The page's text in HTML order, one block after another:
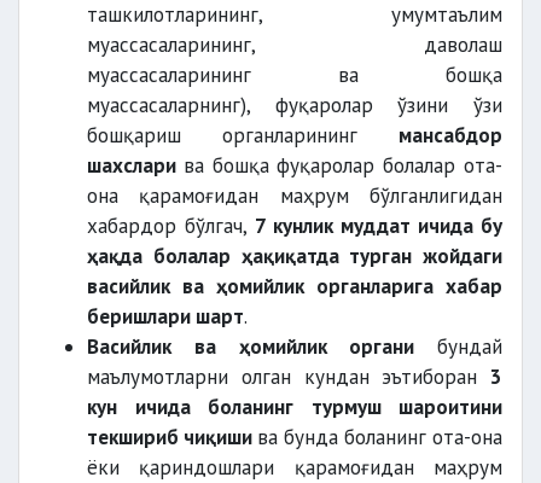
боласини
олишдан бош тортганда
ташкилотларининг, умумтаълим
муассасаларининг, даволаш
муассасаларининг ва бошқа
муассасаларнинг), фуқаролар ўзини ўзи
бошқариш органларининг мансабдор
шахслари ва бошқа фуқаролар болалар ота-
она қарамоғидан маҳрум бўлганлигидан
хабардор бўлгач, 7 кунлик муддат ичида бу
ҳақда болалар ҳақиқатда турган жойдаги
васийлик ва ҳомийлик органларига хабар
беришлари шарт.
Васийлик ва ҳомийлик органи бундай
маълумотларни олган кундан эътиборан 3
кун ичида боланинг турмуш шароитини
текшириб чиқиши ва бунда боланинг ота-она
ёки қариндошлари қарамоғидан маҳрум